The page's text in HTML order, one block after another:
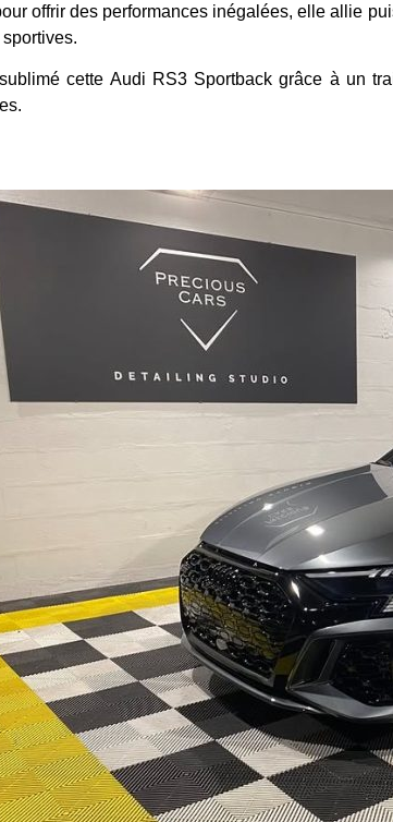
offrir des performances inégalées, elle allie
cette Audi RS3 Sportback grâce à un